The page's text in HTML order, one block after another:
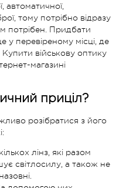
автоматичної,
тому потрібно відразу
потрібен. Придбати
у перевіреному місці, де
військову оптику
магазині
приціл?
розібратися з його
лінз, які разом
світлосилу, а також не